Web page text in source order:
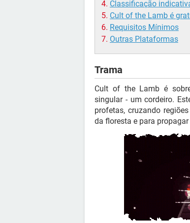
Classificação
Cult of the Lamb é
Requisitos Mínimos
Outras Plataformas
Trama
Cult of the Lamb é
singular - um cordeiro.
profetas, cruzando
da floresta e para